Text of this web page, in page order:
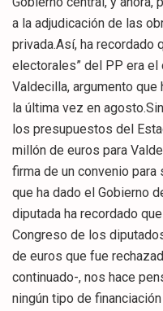
a la adjudicación de las
privada.Así, ha recordado
electorales” del PP era
Valdecilla, argumento que
la última vez en
los presupuestos del
millón de euros para
firma de un convenio para
que ha dado el Gobierno
diputada ha recordado
Congreso de los
de euros que fue
continuado-, nos hace
ningún tipo de